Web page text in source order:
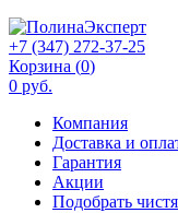
+7 (347) 272-37-25
Корзина (0)
0 руб.
Компания
Доставка и
Гарантия
Акции
Подобрать